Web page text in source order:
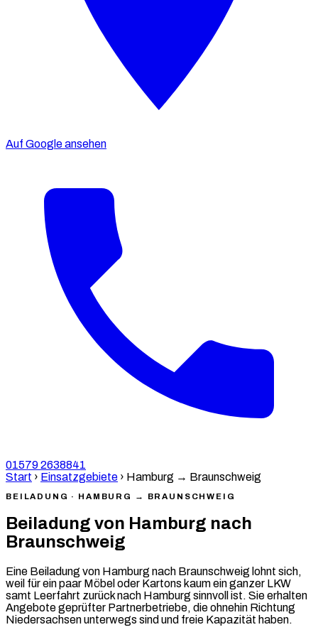
Auf Google ansehen
01579 2638841
Start › Einsatzgebiete › Hamburg → Braunschweig
BEILADUNG · HAMBURG → BRAUNSCHWEIG
Beiladung von Hamburg nach
Braunschweig
Eine Beiladung von Hamburg nach Braunschweig lohnt sich,
weil für ein paar Möbel oder Kartons kaum ein ganzer LKW
samt Leerfahrt zurück nach Hamburg sinnvoll ist. Sie erhalten
Angebote geprüfter Partnerbetriebe, die ohnehin Richtung
Niedersachsen unterwegs sind und freie Kapazität haben.